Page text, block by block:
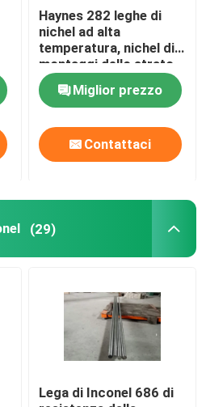
Haynes 282 leghe di
nichel ad alta
temperatura, nichel di
montaggi dello strato
ha basato le leghe
Miglior prezzo
Contattaci
(29)
Lega di Inconel 686 di